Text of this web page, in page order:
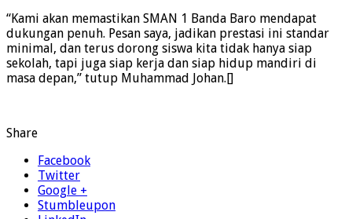
“Kami akan memastikan SMAN 1 Banda Baro mendapat
dukungan penuh. Pesan saya, jadikan prestasi ini standar
minimal, dan terus dorong siswa kita tidak hanya siap
sekolah, tapi juga siap kerja dan siap hidup mandiri di
masa depan,” tutup Muhammad Johan.[]
Share
Facebook
Twitter
Google +
Stumbleupon